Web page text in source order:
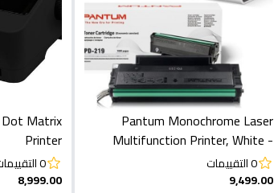
Pantum Monochrome Laser
Multifunction Printer, White -
M6559NW + TONER 219
0التقييمات
9,499.00
Dot Matrix
Printer
0
8,999.00